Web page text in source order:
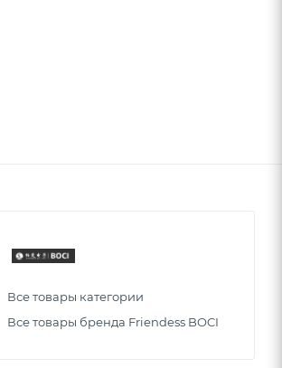
Все товары категории
Все товары бренда Friendess BOCI